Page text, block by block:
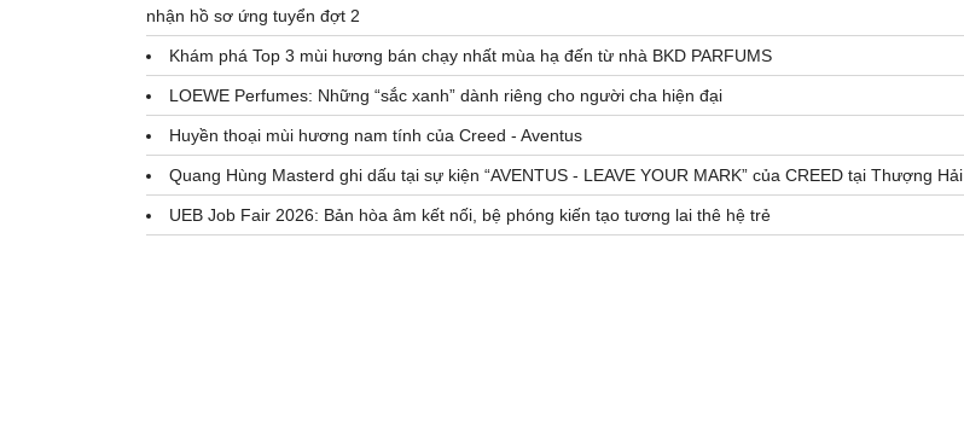
nhận hồ sơ ứng tuyển đợt 2
Khám phá Top 3 mùi hương bán chạy nhất mùa hạ đến từ nhà BKD PARFUMS
LOEWE Perfumes: Những “sắc xanh” dành riêng cho người cha hiện đại
Huyền thoại mùi hương nam tính của Creed - Aventus
Quang Hùng Masterd ghi dấu tại sự kiện “AVENTUS - LEAVE YOUR MARK” của CREED tại Thượng Hải
UEB Job Fair 2026: Bản hòa âm kết nối, bệ phóng kiến tạo tương lai thê hệ trẻ